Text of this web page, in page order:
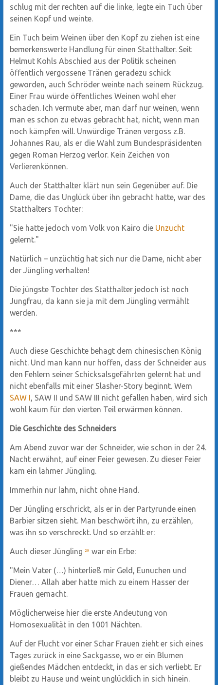
schlug mit der rechten auf die linke, legte ein Tuch über
seinen Kopf und weinte.
Ein Tuch beim Weinen über den Kopf zu ziehen ist eine
bemerkenswerte Handlung für einen Statthalter. Seit
Helmut Kohls Abschied aus der Politik scheinen
öffentlich vergossene Tränen geradezu schick
geworden, auch Schröder weinte nach seinem Rückzug.
Einer Frau würde öffentliches Weinen wohl eher
schaden. Ich vermute aber, man darf nur weinen, wenn
man es schon zu etwas gebracht hat, nicht, wenn man
noch kämpfen will. Unwürdige Tränen vergoss z.B.
Johannes Rau, als er die Wahl zum Bundespräsidenten
gegen Roman Herzog verlor. Kein Zeichen von
Verlierenkönnen.
Auch der Statthalter klärt nun sein Gegenüber auf. Die
Dame, die das Unglück über ihn gebracht hatte, war des
Statthalters Tochter:
"Sie hatte jedoch vom Volk von Kairo die Unzucht
gelernt."
Natürlich – unzüchtig hat sich nur die Dame, nicht aber
der Jüngling verhalten!
Die jüngste Tochter des Statthalter jedoch ist noch
Jungfrau, da kann sie ja mit dem Jüngling vermählt
werden.
***
Auch diese Geschichte behagt dem chinesischen König
nicht. Und man kann nur hoffen, dass der Schneider aus
den Fehlern seiner Schicksalsgefährten gelernt hat und
nicht ebenfalls mit einer Slasher-Story beginnt. Wem
SAW I, SAW II und SAW III nicht gefallen haben, wird sich
wohl kaum für den vierten Teil erwärmen können.
Die Geschichte des Schneiders
Am Abend zuvor war der Schneider, wie schon in der 24.
Nacht erwähnt, auf einer Feier gewesen. Zu dieser Feier
kam ein lahmer Jüngling.
Immerhin nur lahm, nicht ohne Hand.
Der Jüngling erschrickt, als er in der Partyrunde einen
Barbier sitzen sieht. Man beschwört ihn, zu erzählen,
was ihn so verschreckt. Und so erzählt er:
Auch dieser Jüngling 29 war ein Erbe:
"Mein Vater (…) hinterließ mir Geld, Eunuchen und
Diener… Allah aber hatte mich zu einem Hasser der
Frauen gemacht.
Möglicherweise hier die erste Andeutung von
Homosexualität in den 1001 Nächten.
Auf der Flucht vor einer Schar Frauen zieht er sich eines
Tages zurück in eine Sackgasse, wo er ein Blumen
gießendes Mädchen entdeckt, in das er sich verliebt. Er
bleibt zu Hause und weint unglücklich in sich hinein.